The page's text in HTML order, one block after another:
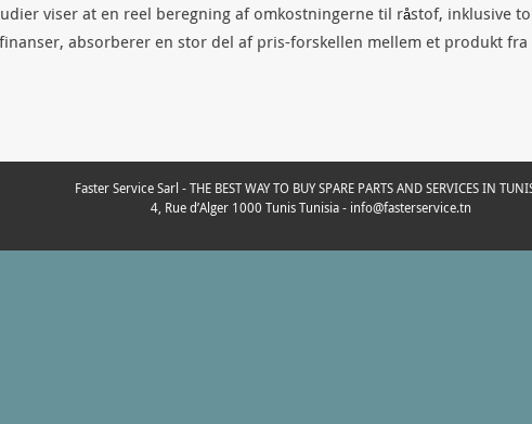
viser at en reel beregning af omkostningerne til råstof, inklusive
absorberer en stor del af pris-forskellen mellem et produkt fra
Faster Service Sarl - THE BEST WAY TO BUY SPARE PARTS AND SERVICES IN
4, Rue d’Alger 1000 Tunis Tunisia - info@fasterservice.tn